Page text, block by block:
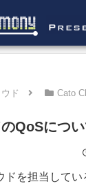
ド Cato
QoSにつ
を担当してい